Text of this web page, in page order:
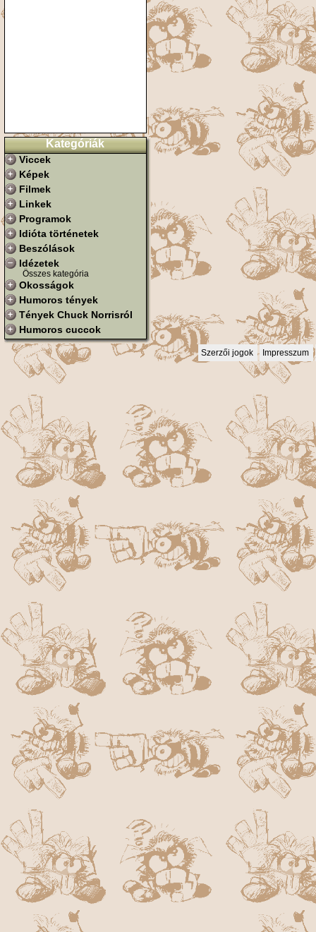
Kategóriák
Viccek
Képek
Filmek
Linkek
Programok
Idióta történetek
Beszólások
Idézetek
Összes kategória
Okosságok
Humoros tények
Tények Chuck Norrisról
Humoros cuccok
Szerzői jogok Impresszum